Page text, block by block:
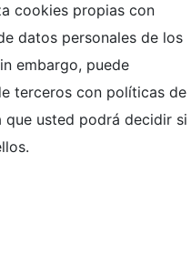
(derecha)
cookies propias con
datos personales de los
embargo, puede
terceros con políticas de
que usted podrá decidir si